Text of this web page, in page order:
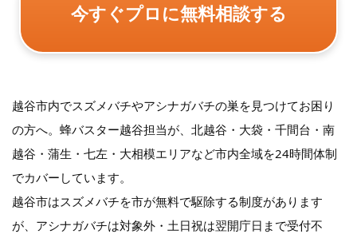
今すぐプロに無料相談する
越谷市内でスズメバチやアシナガバチの巣を見つけてお困り
の方へ。蜂バスター越谷担当が、北越谷・大袋・千間台・南
越谷・蒲生・七左・大相模エリアなど市内全域を24時間体制
でカバーしています。
越谷市はスズメバチを市が無料で駆除する制度があります
が、アシナガバチは対象外・土日祝は翌開庁日まで受付不